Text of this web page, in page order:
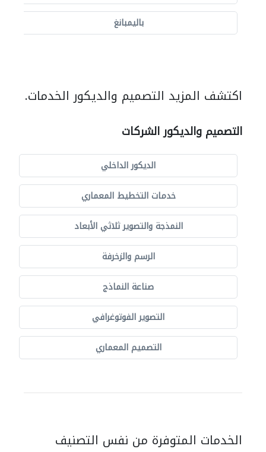
باليمبانغ
اكتشف المزيد التصميم والديكور الخدمات.
التصميم والديكور الشركات
الديكور الداخلي
خدمات التخطيط المعماري
النمذجة والتصوير ثلاثي الأبعاد
الرسم والزخرفة
صناعة النماذج
التصوير الفوتوغرافي
التصميم المعماري
الخدمات المتوفرة من نفس التصنيف